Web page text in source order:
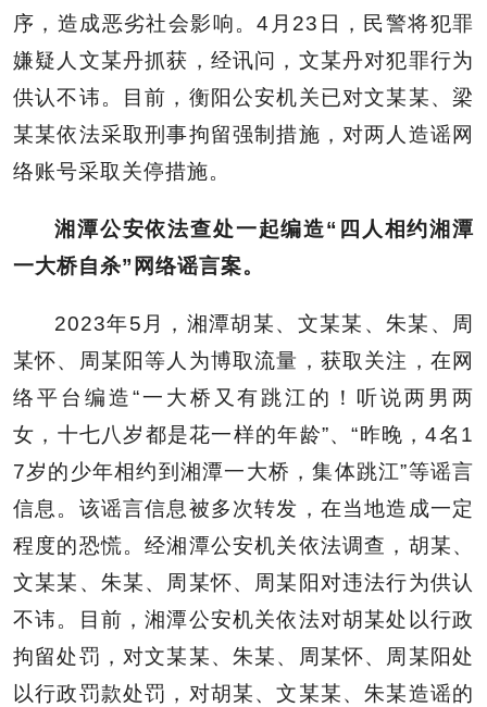
序，造成恶劣社会影响。4月23日，民警将犯罪
嫌疑人文某丹抓获，经讯问，文某丹对犯罪行为
供认不讳。目前，衡阳公安机关已对文某某、梁
某某依法采取刑事拘留强制措施，对两人造谣网
络账号采取关停措施。
湘潭公安依法查处一起编造“四人相约湘潭
一大桥自杀”网络谣言案。
2023年5月，湘潭胡某、文某某、朱某、周
某怀、周某阳等人为博取流量，获取关注，在网
络平台编造“一大桥又有跳江的！听说两男两
女，十七八岁都是花一样的年龄”、“昨晚，4名1
7岁的少年相约到湘潭一大桥，集体跳江”等谣言
信息。该谣言信息被多次转发，在当地造成一定
程度的恐慌。经湘潭公安机关依法调查，胡某、
文某某、朱某、周某怀、周某阳对违法行为供认
不讳。目前，湘潭公安机关依法对胡某处以行政
拘留处罚，对文某某、朱某、周某怀、周某阳处
以行政罚款处罚，对胡某、文某某、朱某造谣的